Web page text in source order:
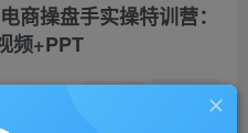
商操盘手实操特训营：
频+PPT
私信